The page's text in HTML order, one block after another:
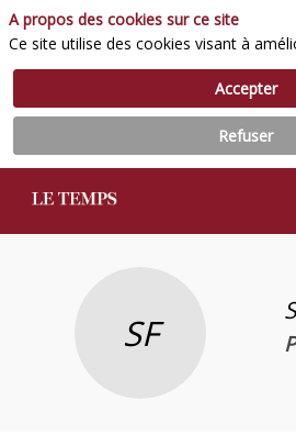
SF
A propos des cookies sur ce site
Ce site utilise des cookies visant à
Accepter
Refuser